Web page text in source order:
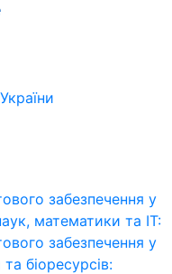
забезпечення у
математики та ІТ:
забезпечення у
біоресурсів: